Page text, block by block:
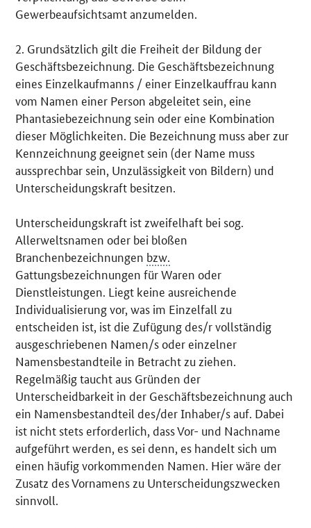
Gewerbeaufsichtsamt anzumelden.
2. Grundsätzlich gilt die Freiheit der Bildung der
Geschäftsbezeichnung. Die Geschäftsbezeichnung
eines Einzelkaufmanns / einer Einzelkauffrau kann
vom Namen einer Person abgeleitet sein, eine
Phantasiebezeichnung sein oder eine Kombination
dieser Möglichkeiten. Die Bezeichnung muss aber zur
Kennzeichnung geeignet sein (der Name muss
aussprechbar sein, Unzulässigkeit von Bildern) und
Unterscheidungskraft besitzen.
Unterscheidungskraft ist zweifelhaft bei sog.
Allerweltsnamen oder bei bloßen
Branchenbezeichnungen bzw.
Gattungsbezeichnungen für Waren oder
Dienstleistungen. Liegt keine ausreichende
Individualisierung vor, was im Einzelfall zu
entscheiden ist, ist die Zufügung des/r vollständig
ausgeschriebenen Namen/s oder einzelner
Namensbestandteile in Betracht zu ziehen.
Regelmäßig taucht aus Gründen der
Unterscheidbarkeit in der Geschäftsbezeichnung auch
ein Namensbestandteil des/der Inhaber/s auf. Dabei
ist nicht stets erforderlich, dass Vor- und Nachname
aufgeführt werden, es sei denn, es handelt sich um
einen häufig vorkommenden Namen. Hier wäre der
Zusatz des Vornamens zu Unterscheidungszwecken
sinnvoll.